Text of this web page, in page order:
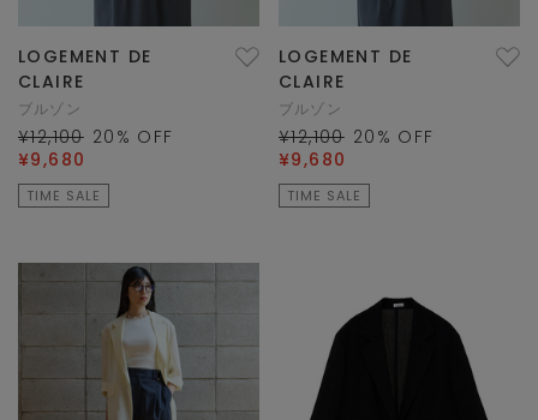
LOGEMENT DE
CLAIRE
ブルゾン
¥12,100 20 % OFF
¥9,680
TIME SALE
LOGEMENT DE
CLAIRE
ブルゾン
¥12,100 20 % OFF
¥9,680
TIME SALE